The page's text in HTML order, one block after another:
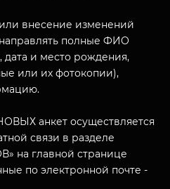
КОМПЛЕКС
НАЗАД
внесение изменений
полные ФИО
дата и место рождения,
или их фотокопии),
анкет осуществляется
связи в разделе
на главной странице
по электронной почте -